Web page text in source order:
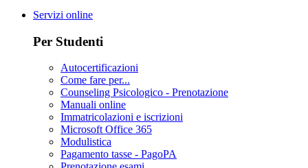
Servizi online
Per Studenti
Autocertificazioni
Come fare per...
Counseling Psicologico - Prenotazione
Manuali online
Immatricolazioni e iscrizioni
Microsoft Office 365
Modulistica
Pagamento tasse - PagoPA